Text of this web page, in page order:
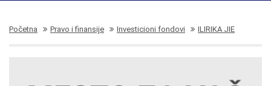
Početna Pravo i finansije Investicioni fondovi ILIRIKA JIE